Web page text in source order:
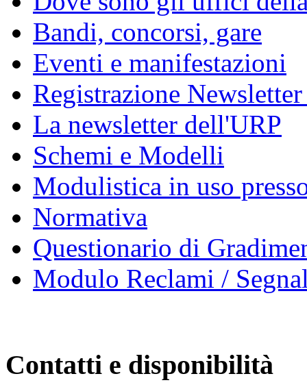
Bandi, concorsi, gare
Eventi e manifestazioni
Registrazione
La newsletter dell'URP
Schemi e Modelli
Modulistica in uso
Normativa
Questionario di
Modulo Reclami /
Contatti e disponibilità